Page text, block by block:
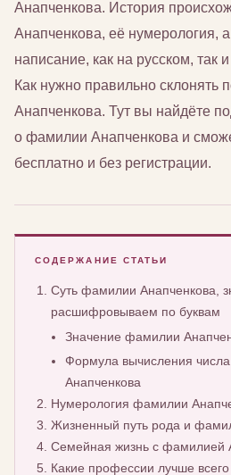
Анапченкова. История
Анапченкова, её нумерология,
написание, как на русском, так
Как нужно правильно
Анапченкова. Тут вы найдёте
о фамилии Анапченкова и
бесплатно и без регистрации.
СОДЕРЖАНИЕ СТАТЬИ
Суть фамилии Анапченкова,
расшифровываем по буквам
Значение фамилии
Формула вычисления
Анапченкова
Нумерология фамилии
Жизненный путь рода и
Семейная жизнь с фамилией
Какие профессии лучше